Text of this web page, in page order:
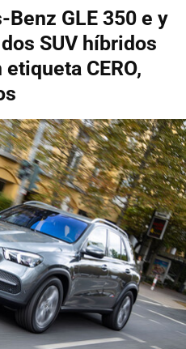
GLE 350 e y
SUV híbridos
CERO,